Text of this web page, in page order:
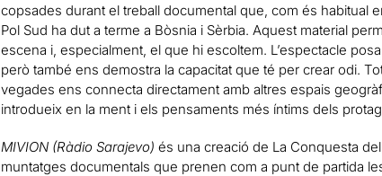
copsades durant el treball documental que, com és habitual
Pol Sud ha dut a terme a Bòsnia i Sèrbia. Aquest material
escena i, especialment, el que hi escoltem. L’espectacle
però també ens demostra la capacitat que té per crear odi.
vegades ens connecta directament amb altres espais
introdueix en la ment i els pensaments més íntims dels
MIVION (Ràdio Sarajevo) és una creació de La Conquesta
muntatges documentals que prenen com a punt de partida